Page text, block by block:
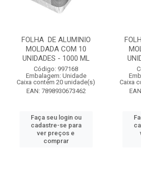
FOLHA DE ALUMINIO
MOLDADA COM 10
UNIDADES - 1000 ML
Código: 997168
Embalagem: Unidade
Caixa contém 20 unidade(s)
EAN: 7898930673462
Faça seu login ou
cadastre-se para
ver preços e
comprar
Caixa